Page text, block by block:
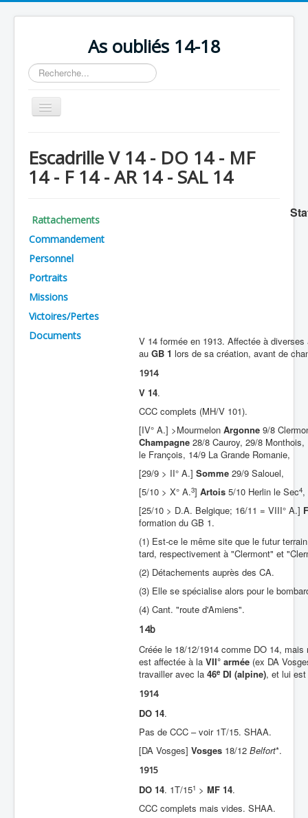
As oubliés 14-18
Rechercher
Basculer
la
Chronologie
Escadrilles
Avions
Personnels
Formation
Doctrines
Escadrille V 14 - DO 14 - MF
14 - F 14 - AR 14 - SAL 14
Rattachements
Commandement
Personnel
Portraits
Missions
Victoires/Pertes
Documents
V 14 formée en 1913. Affectée à
au GB 1 lors de sa création, avant de
1914
V 14.
CCC complets (MH/V 101).
[IV° A.] >Mourmelon Argonne 9/8
Champagne 28/8 Cauroy, 29/8
le François, 14/9 La Grande Romanie,
[29/9 > II° A.] Somme 29/9 Salouel,
[5/10 > X° A.3] Artois 5/10 Herlin le Sec4,
[25/10 > D.A. Belgique; 16/11 = VIII° A.]
formation du GB 1.
(1) Est-ce le même site que le futur
tard, respectivement à "Clermont" et
(2) Détachements auprès des CA.
(3) Elle se spécialise alors pour le
(4) Cant. "route d'Amiens".
14b
Créée le 18/12/1914 comme DO 14,
est affectée à la VII° armée (ex DA
travailler avec la 46e DI (alpine), et lui
1914
DO 14.
Pas de CCC – voir 1T/15. SHAA.
[DA Vosges] Vosges 18/12 Belfort*.
1915
DO 14. 1T/151 > MF 14.
CCC complets mais vides. SHAA.